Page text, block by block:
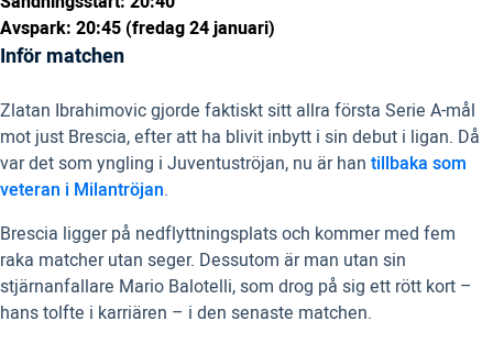
Avspark: 20:45 (fredag 24 januari)
Inför matchen
Zlatan Ibrahimovic gjorde faktiskt sitt allra första Serie A-mål
mot just Brescia, efter att ha blivit inbytt i sin debut i ligan. Då
var det som yngling i Juventuströjan, nu är han tillbaka som
veteran i Milantröjan.
Brescia ligger på nedflyttningsplats och kommer med fem
raka matcher utan seger. Dessutom är man utan sin
stjärnanfallare Mario Balotelli, som drog på sig ett rött kort –
hans tolfte i karriären – i den senaste matchen.